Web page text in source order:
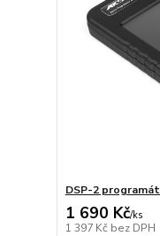
DSP-2
1 690 Kč/ks
1 397 Kč bez DPH